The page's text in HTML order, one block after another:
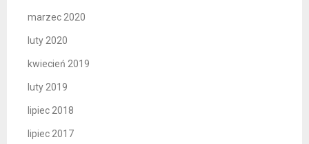
marzec 2020
luty 2020
kwiecień 2019
luty 2019
lipiec 2018
lipiec 2017